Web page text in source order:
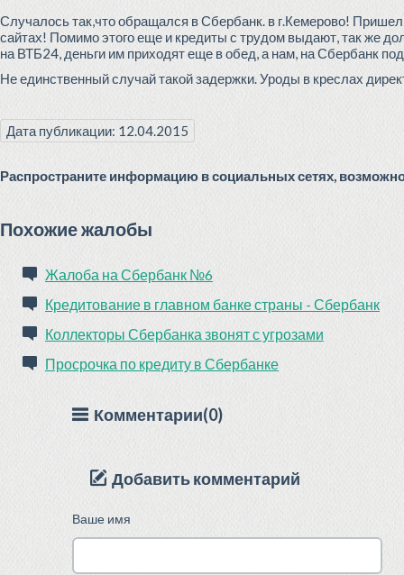
Случалось так,что обращался в Сбербанк. в г.Кемерово!
сайтах! Помимо этого еще и кредиты с трудом выдают, так же
на ВТБ24, деньги им приходят еще в обед, а нам, на Сбербанк
Не единственный случай такой задержки. Уроды в креслах
Дата публикации: 12.04.2015
Распространите информацию в социальных сетях,
Похожие жалобы
Жалоба на Сбербанк №6
Кредитование в главном банке страны - Сбербанк
Коллекторы Сбербанка звонят с угрозами
Просрочка по кредиту в Сбербанке
Комментарии(0)
Добавить комментарий
Ваше имя